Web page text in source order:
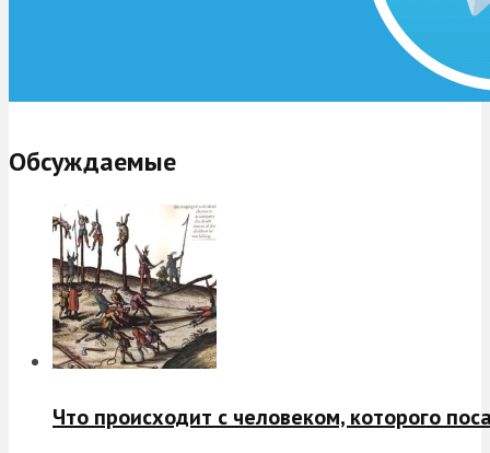
Обсуждаемые
Что происходит с человеком, которого